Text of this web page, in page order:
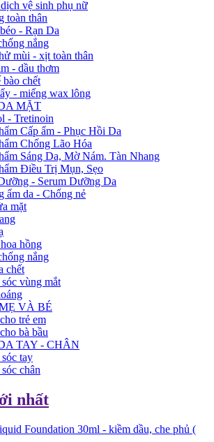
vệ sinh phụ nữ
toàn thân
- Rạn Da
nắng
mùi - xịt toàn thân
- dầu thơm
chết
- miếng wax lông
MẶT
- Tretinoin
Cấp ẩm - Phục Hồi Da
Chống Lão Hóa
Sáng Da, Mờ Nám. Tàn Nhang
Điều Trị Mụn, Sẹo
- Serum Dưỡng Da
ẩm da - Chống nẻ
mặt
hồng
nắng
chết
vùng mắt
VÀ BÉ
trẻ em
bà bầu
TAY - CHÂN
tay
chân
nhất